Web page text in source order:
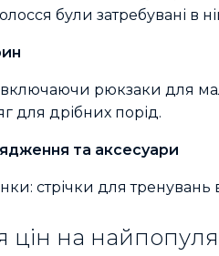
були затребувані в
рюкзаки для
для дрібних порід.
та аксесуари
стрічки для тренувань
на